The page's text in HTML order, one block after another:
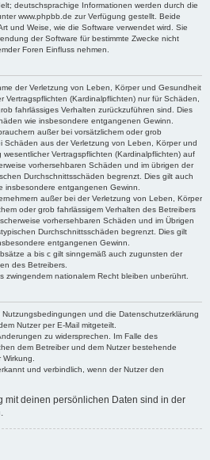
deutschsprachige Informationen werden durch die
www.phpbb.de zur Verfügung gestellt. Beide
und Weise, wie die Software verwendet wird. Sie
der Software für bestimmte Zwecke nicht
Foren Einfluss nehmen.
der Verletzung von Leben, Körper und Gesundheit
Vertragspflichten (Kardinalpflichten) nur für Schäden,
fahrlässiges Verhalten zurückzuführen sind. Dies
wie insbesondere entgangenen Gewinn.
außer bei vorsätzlichem oder grob
Schäden aus der Verletzung von Leben, Körper und
Vertragspflichten (Kardinalpflichten) auf
vorhersehbaren Schäden und im übrigen der
Durchschnittsschäden begrenzt. Dies gilt auch
insbesondere entgangenen Gewinn.
außer bei der Verletzung von Leben, Körper
oder grob fahrlässigem Verhalten des Betreibers
vorhersehbaren Schäden und im Übrigen
Durchschnittsschäden begrenzt. Dies gilt
entgangenen Gewinn.
a bis c gilt sinngemäß auch zugunsten der
des Betreibers.
zwingendem nationalem Recht bleiben unberührt.
und die Datenschutzerklärung
Nutzer per E-Mail mitgeteilt.
zu widersprechen. Im Falle des
dem Betreiber und dem Nutzer bestehende
und verbindlich, wenn der Nutzer den
mit deinen persönlichen Daten sind in der